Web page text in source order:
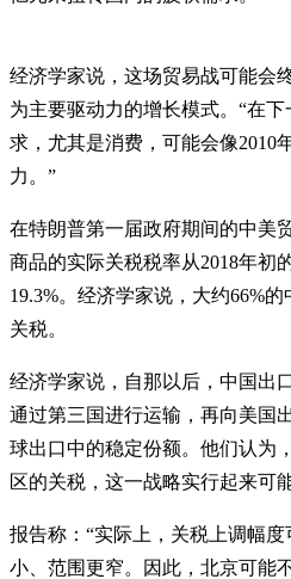
经济学家说，这场贸易战可能会
为主要驱动力的增长模式。“在
求，尤其是消费，可能会像2010
力。”
在特朗普第一届政府期间的中美
商品的实际关税税率从2018年初
19.3%。经济学家说，大约66%
关税。
经济学家说，自那以后，中国出
通过第三国进行运输，再向美国
球出口中的稳定份额。他们认为
区的关税，这一战略实行起来可
报告称：“实际上，关税上调幅
小、范围更窄。因此，北京可能